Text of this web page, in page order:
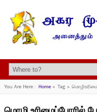
You Are Here : Home» Tag »